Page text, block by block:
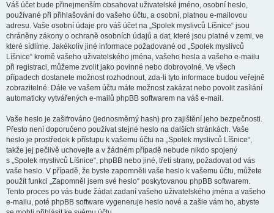
Váš účet bude přinejmenším obsahovat uživatelské jméno, osobní heslo,
používané při přihlašování do vašeho účtu, a osobní, platnou e-mailovou
adresu. Vaše osobní údaje pro váš účet na „Spolek myslivců Líšnice“ jsou
chráněny zákony o ochraně osobních údajů a dat, které jsou platné v zemi, ve
které sídlíme. Jakékoliv jiné informace požadované od „Spolek myslivců
Líšnice“ kromě vašeho uživatelského jména, vašeho hesla a vašeho e-mailu
při registraci, můžeme zvolit jako povinné nebo dobrovolné. Ve všech
případech dostanete možnost rozhodnout, zda-li tyto informace budou veřejně
zobrazitelné. Dále ve vašem účtu máte možnost zakázat nebo povolit zasílání
automaticky vytvářených e-mailů phpBB softwarem na váš e-mail.
Vaše heslo je zašifrováno (jednosměrný hash) pro zajištění jeho bezpečnosti.
Přesto není doporučeno používat stejné heslo na dalších stránkách. Vaše
heslo je prostředek k přístupu k vašemu účtu na „Spolek myslivců Líšnice“,
takže jej pečlivě uchovejte a v žádném případě nebude nikdo spojený
s „Spolek myslivců Líšnice“, phpBB nebo jiné, třetí strany, požadovat od vás
vaše heslo. V případě, že byste zapomněli vaše heslo k vašemu účtu, můžete
použít funkci „Zapomněl jsem své heslo“ poskytovanou phpBB softwarem.
Tento proces po vás bude žádat zadaní vašeho uživatelského jména a vašeho
e-mailu, poté phpBB software vygeneruje heslo nové a zašle vám ho, abyste